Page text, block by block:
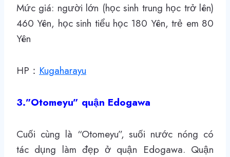
Mức giá: người lớn (học sinh trung học trở lên)
460 Yên, học sinh tiểu học 180 Yên, trẻ em 80
Yên
HP： Kugaharayu
3.”Otomeyu” quận Edogawa
Cuối cùng là “Otomeyu”, suối nước nóng có
tác dụng làm đẹp ở quận Edogawa. Quận